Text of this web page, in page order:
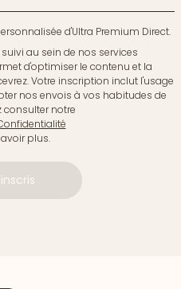
d'Ultra Premium Direct.
au sein de nos services
d'optimiser le contenu et la
Votre inscription inclut l'usage
nos envois à vos habitudes de
consulter notre
plus.